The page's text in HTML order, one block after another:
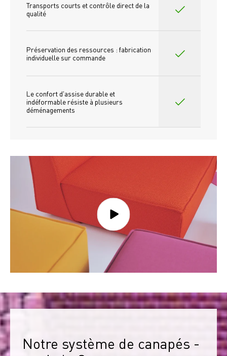
Transports courts et contrôle direct de la
qualité
Préservation des ressources : fabrication
individuelle sur commande
Le confort d'assise durable et
indéformable résiste à plusieurs
déménagements
Notre système de canapés -